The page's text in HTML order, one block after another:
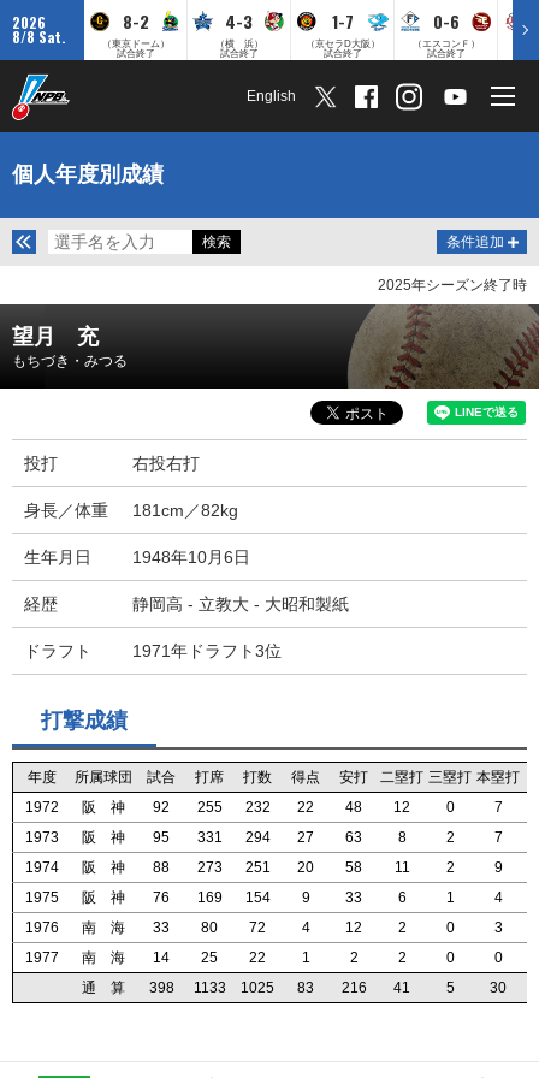
2026
8/8 Sat.
8-2
（東京ドーム）
試合終了
4-3
（横 浜）
試合終了
1-7
（京セラD大阪）
試合終了
0-6
（エスコンＦ）
試合終了
English
個人年度別成績
条件追加
2025年シーズン終了時
望月 充
もちづき・みつる
投打 右投右打
身長／体重 181cm／82kg
生年月日 1948年10月6日
経歴 静岡高 - 立教大 - 大昭和製紙
ドラフト 1971年ドラフト3位
打撃成績
年度 所属球団 試合 打席 打数 得点 安打 二塁打 三塁打 本塁打
1972
阪 神 92 255 232 22 48 12 0 7
1973
阪 神 95 331 294 27 63 8 2 7
1974
阪 神 88 273 251 20 58 11 2 9
1975
阪 神 76 169 154 9 33 6 1 4
1976
南 海 33 80 72 4 12 2 0 3
1977
南 海 14 25 22 1 2 2 0
0
通 算
398 1133 1025 83 216 41 5 30
年度 所属球団 試合 打席 打数 得点 安打 二塁打 三塁打 本塁打
1972
阪 神 92 255 232 22 48 12 0 7
1973
阪 神 95 331 294 27 63 8 2 7
1974
阪 神 88 273 251 20 58 11 2 9
1975
阪 神 76 169 154 9 33 6 1 4
1976
南 海 33 80 72 4 12 2 0 3
1977
南 海 14 25 22 1 2 2 0
0
通 算
398 1133 1025 83 216 41 5 30
年度 所属球団 試合 打席 打数 得点 安打 二塁打 三塁打 本塁打
1972
阪 神 92 255 232 22 48 12 0 7
1973
阪 神 95 331 294 27 63 8 2 7
1974
阪 神 88 273 251 20 58 11 2 9
1975
阪 神 76 169 154 9 33 6 1 4
1976
南 海 33 80 72 4 12 2 0 3
1977
南 海 14 25 22 1 2 2 0
0
通 算
398 1133 1025 83 216 41 5 30
年度 所属球団 試合 打席 打数 得点 安打 二塁打 三塁打 本塁打
1972
阪 神 92 255 232 22 48 12 0 7
1973
阪 神 95 331 294 27 63 8 2 7
1974
阪 神 88 273 251 20 58 11 2 9
1975
阪 神 76 169 154 9 33 6 1 4
1976
南 海 33 80 72 4 12 2 0 3
1977
南 海 14 25 22 1 2 2 0
0
通 算
398 1133 1025 83 216 41 5 30